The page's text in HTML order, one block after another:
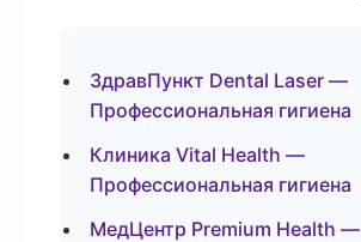
ЗдравПункт Dental Laser —
Профессиональная гигиена
Клиника Vital Health —
Профессиональная гигиена
МедЦентр Premium Health —